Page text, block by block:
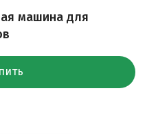
машина для